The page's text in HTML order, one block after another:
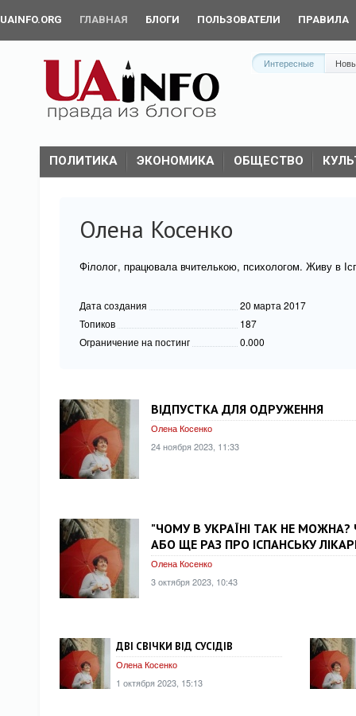
UAINFO.ORG ГЛАВНАЯ БЛОГИ ПОЛЬЗОВАТЕЛИ ПРАВИЛА
Интересные
ПОЛИТИКА ЭКОНОМИКА ОБЩЕСТВО
Олена Косенко
Філолог, працювала вчителькою, психологом. Живу в
Дата создания
20 марта 2017
Топиков
187
Ограничение на постинг
0.000
ВІДПУСТКА ДЛЯ ОДРУЖЕННЯ
Олена Косенко
24 ноября 2023, 11:33
"ЧОМУ В УКРАЇНІ ТАК НЕ МОЖНА?
АБО ЩЕ РАЗ ПРО ІСПАНСЬКУ
Олена Косенко
3 октября 2023, 10:43
ДВІ СВІЧКИ ВІД СУСІДІВ
Олена Косенко
1 октября 2023, 15:13